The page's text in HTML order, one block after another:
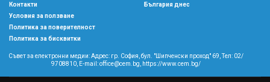
Контакти
Условия за ползване
Политика за поверителност
Политика за бисквитки
България днес
Съвет за електронни медии: Адрес: гр. София, бул. "Шипченски проход" 69, Тел: 02/
9708810, E-mail:office@cem.bg https://www.cem.bg/